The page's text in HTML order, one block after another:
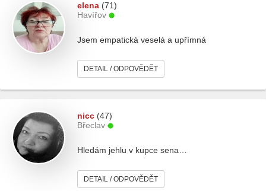
elena (71)
Havířov
Jsem empatická veselá a upřímná
DETAIL / ODPOVĚDĚT
nicc (47)
Břeclav
Hledám jehlu v kupce sena…
DETAIL / ODPOVĚDĚT